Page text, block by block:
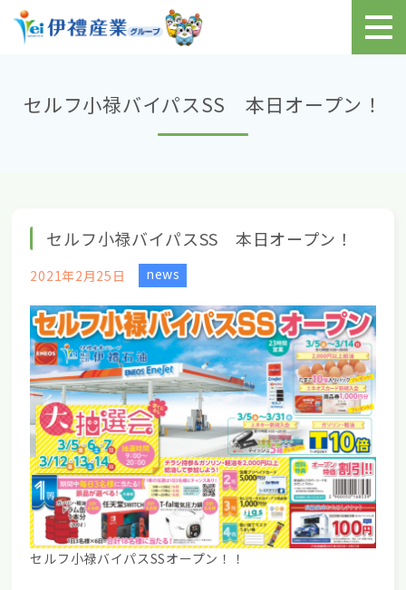
セルフ小禄バイパスSS 本日オープン！
セルフ小禄バイパスSS 本日オープン！
2021年2月25日 news
セルフ小禄バイパスSSオープン！！